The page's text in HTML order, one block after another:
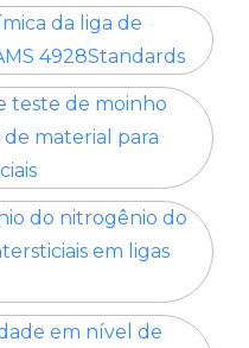
da liga de
4928Standards
teste de moinho
material para
do nitrogênio do
em ligas
em nível de